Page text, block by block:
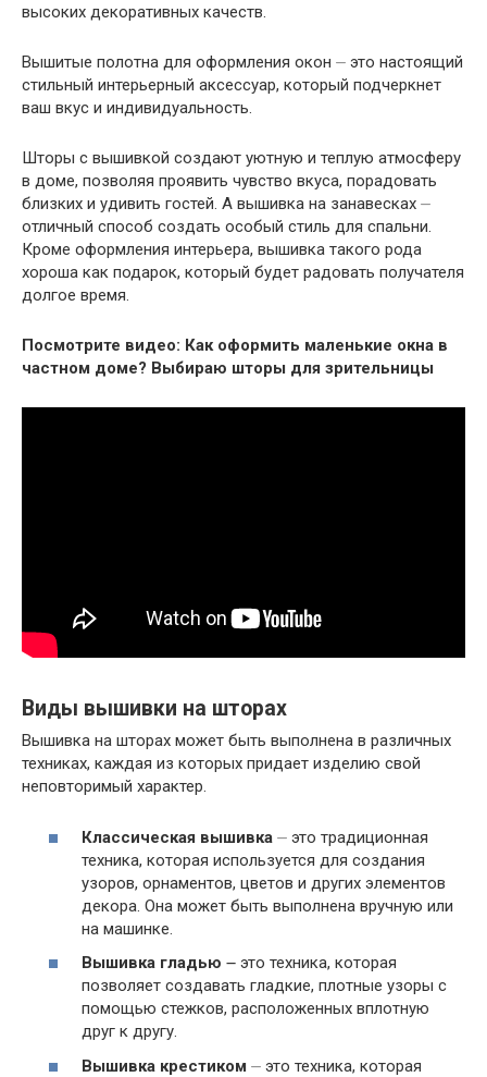
высоких декоративных качеств.
Вышитые полотна для оформления окон ⏤ это настоящий
стильный интерьерный аксессуар, который подчеркнет
ваш вкус и индивидуальность.
Шторы с вышивкой создают уютную и теплую атмосферу
в доме, позволяя проявить чувство вкуса, порадовать
близких и удивить гостей. А вышивка на занавесках ⏤
отличный способ создать особый стиль для спальни.
Кроме оформления интерьера, вышивка такого рода
хороша как подарок, который будет радовать получателя
долгое время.
Посмотрите видео: Как оформить маленькие окна в
частном доме? Выбираю шторы для зрительницы
Виды вышивки на шторах
Вышивка на шторах может быть выполнена в различных
техниках, каждая из которых придает изделию свой
неповторимый характер.
Классическая вышивка ⏤ это традиционная
техника, которая используется для создания
узоров, орнаментов, цветов и других элементов
декора. Она может быть выполнена вручную или
на машинке.
Вышивка гладью ౼ это техника, которая
позволяет создавать гладкие, плотные узоры с
помощью стежков, расположенных вплотную
друг к другу.
Вышивка крестиком ⏤ это техника, которая